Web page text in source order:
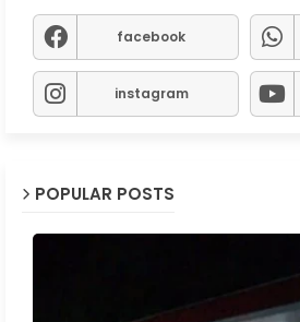
facebook
instagram
POPULAR POSTS